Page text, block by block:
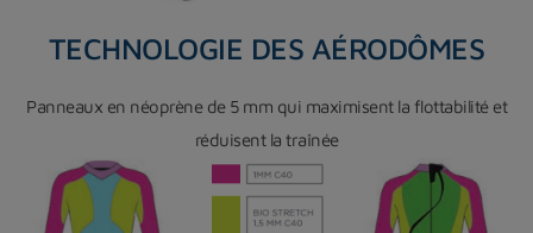
TECHNOLOGIE DES AÉRODÔMES
Panneaux en néoprène de 5 mm qui maximisent la flottabilité et
réduisent la traînée